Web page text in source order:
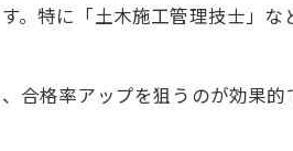
識とスキル習得術
践的なスキルの磨き方
ンドと学習のポイント
特に「土木施工管理技士」
格率アップを狙うのが効果